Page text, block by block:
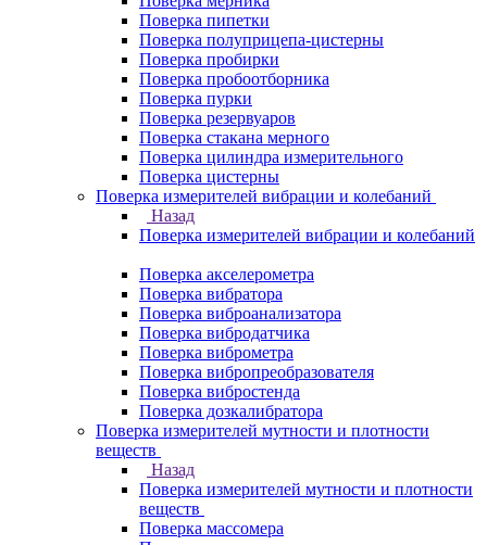
Поверка пипетки
Поверка полуприцепа-цистерны
Поверка пробирки
Поверка пробоотборника
Поверка пурки
Поверка резервуаров
Поверка стакана мерного
Поверка цилиндра измерительного
Поверка цистерны
Поверка измерителей вибрации и колебаний
Назад
Поверка измерителей вибрации и колебаний
Поверка акселерометра
Поверка вибратора
Поверка виброанализатора
Поверка вибродатчика
Поверка виброметра
Поверка вибропреобразователя
Поверка вибростенда
Поверка дозкалибратора
Поверка измерителей мутности и плотности
веществ
Назад
Поверка измерителей мутности и плотности
веществ
Поверка массомера